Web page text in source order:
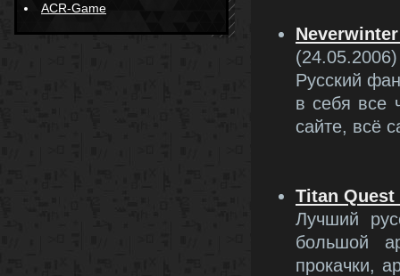
ACR-Game
(24.05.2006)
Русский
в себя все
сайте, всё
Titan
Лучший
большой
прокачки,